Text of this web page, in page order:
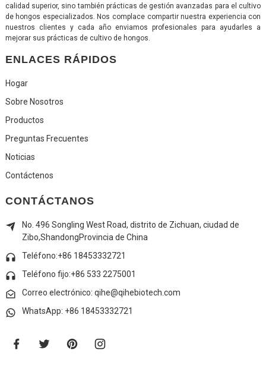
calidad superior, sino también prácticas de gestión avanzadas para el cultivo
de hongos especializados. Nos complace compartir nuestra experiencia con
nuestros clientes y cada año enviamos profesionales para ayudarles a
mejorar sus prácticas de cultivo de hongos.
ENLACES RÁPIDOS
Hogar
Sobre Nosotros
Productos
Preguntas Frecuentes
Noticias
Contáctenos
CONTÁCTANOS
No. 496 Songling West Road, distrito de Zichuan, ciudad de
Zibo,ShandongProvincia de China
Teléfono:+86 18453332721
Teléfono fijo:+86 533 2275001
Correo electrónico: qihe@qihebiotech.com
WhatsApp: +86 18453332721